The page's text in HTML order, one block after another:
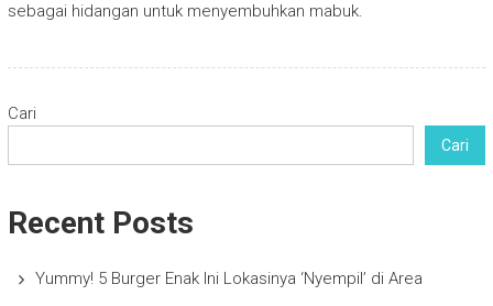
sebagai hidangan untuk menyembuhkan mabuk.
Cari
Cari
Recent Posts
Yummy! 5 Burger Enak Ini Lokasinya ‘Nyempil’ di Area